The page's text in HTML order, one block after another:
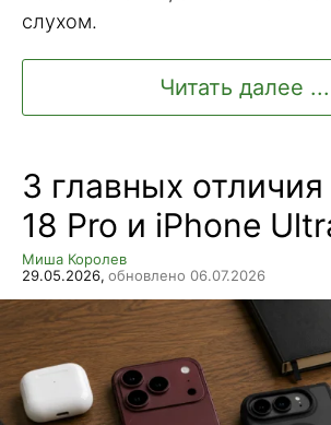
слухом.
Читать далее ...
3 главных
18 Pro и iPhone
Миша Королев
29.05.2026, обновлено 06.07.2026